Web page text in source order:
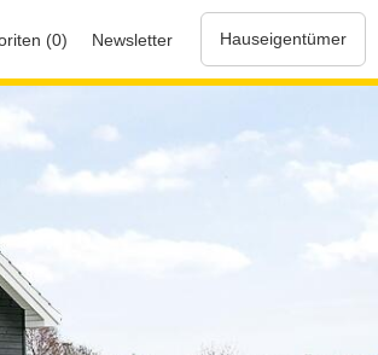
(0) Newsletter Hauseigentümer